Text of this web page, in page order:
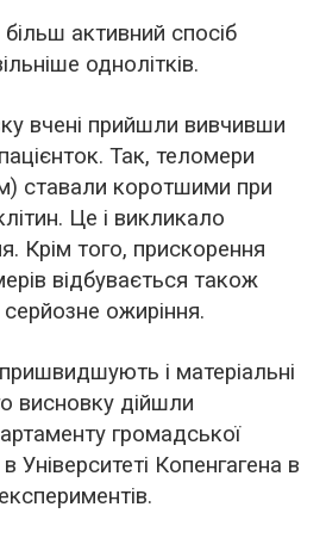
активний спосіб
однолітків.
вчені прийшли вивчивши
Так, теломери
ставали коротшими при
Це і викликало
Крім того, прискорення
відбувається також
ожиріння.
і матеріальні
висновку дійшли
громадської
Університеті Копенгагена в